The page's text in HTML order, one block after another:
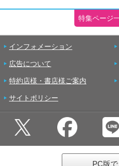
特集ページ
インフォメーション
広告について
特約店様・書店様ご案内
サイトポリシー
PC版